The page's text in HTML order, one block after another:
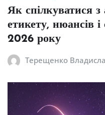
Як спілкуватися з
етикету, нюансів
2026 року
Терещенко